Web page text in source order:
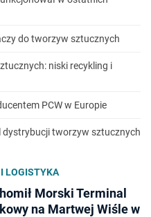
do tworzyw sztucznych
niski recykling i
PCW w Europie
dystrybucji tworzyw sztucznych
LOGISTYKA
Morski Terminal
na Martwej Wiśle w